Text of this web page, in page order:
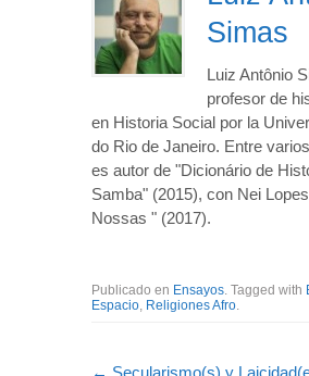
Simas
Luiz Antônio
profesor de
en Historia Social por la
do Rio de Janeiro. Entre
es autor de "Dicionário de
Samba" (2015), con Nei
Nossas " (2017).
Publicado en Ensayos. Tagged with
Espacio, Religiones Afro.
← Secularismo(s) y